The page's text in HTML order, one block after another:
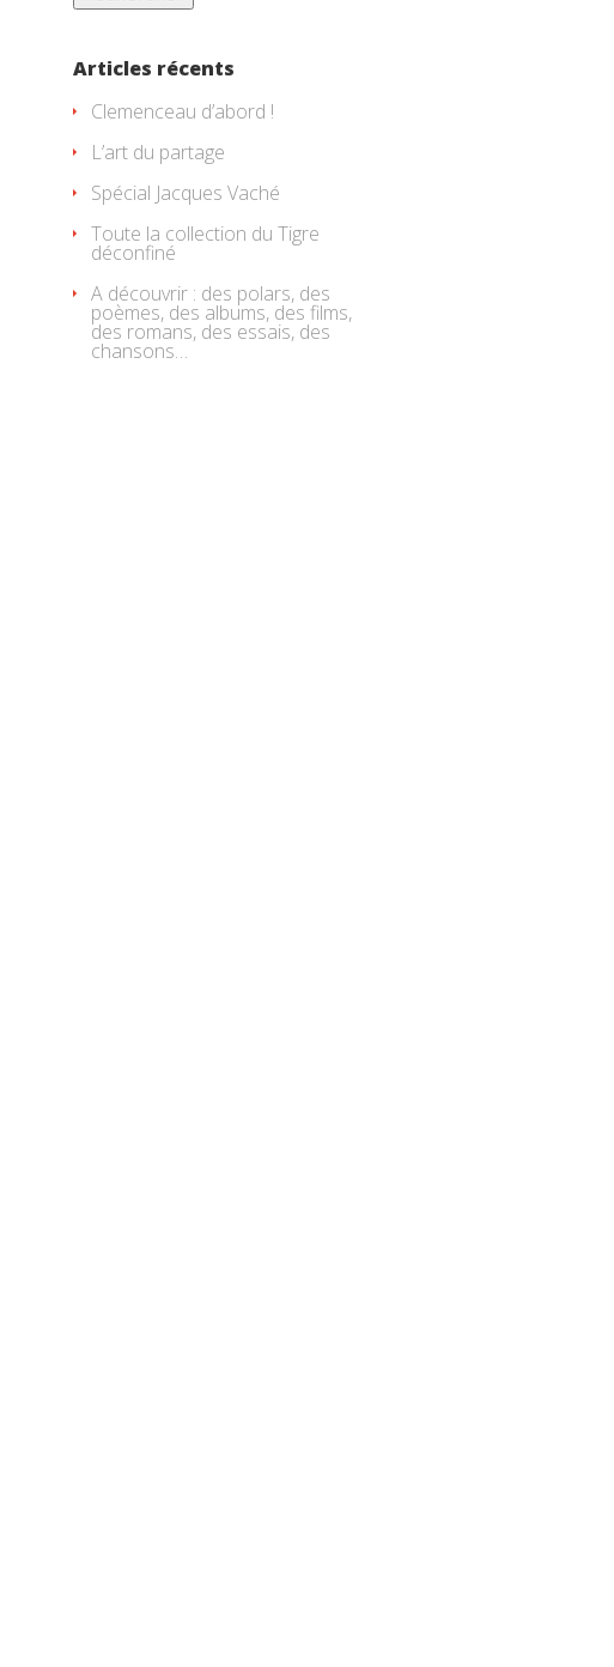
Articles récents
Clemenceau d’abord !
L’art du partage
Spécial Jacques Vaché
Toute la collection du Tigre
déconfiné
A découvrir : des polars, des
poèmes, des albums, des films,
des romans, des essais, des
chansons…